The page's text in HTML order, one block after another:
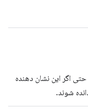
اگر این نشان دهنده
شوند.